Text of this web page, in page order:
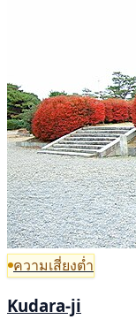
ความเสี่ยงต่ำ
Kudara-ji